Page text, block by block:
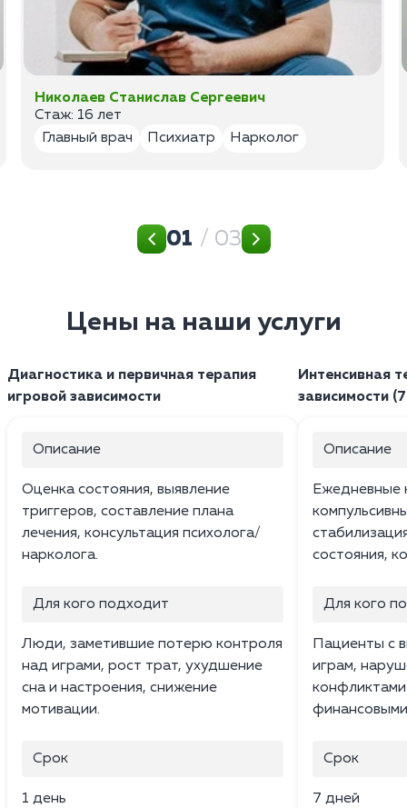
Николаев Станислав Сергеевич
Стаж: 16 лет
Главный врач
Психиатр Нарколог
01 / 03
Цены на наши услуги
Диагностика и первичная терапия
игровой зависимости
Описание
Оценка состояния, выявление
триггеров, составление плана
лечения, консультация психолога/
нарколога.
Для кого подходит
Люди, заметившие потерю контроля
над играми, рост трат, ухудшение
сна и настроения, снижение
мотивации.
Срок
1 день
Интенсивная
зависимости
Описание
Ежедневные
состояния,
Для кого
Пациенты с
играм,
Срок
7 дней